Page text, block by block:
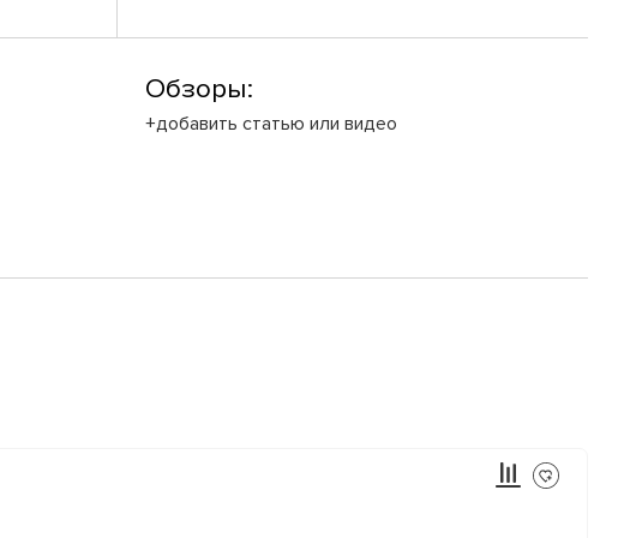
Обзоры:
+добавить статью или видео